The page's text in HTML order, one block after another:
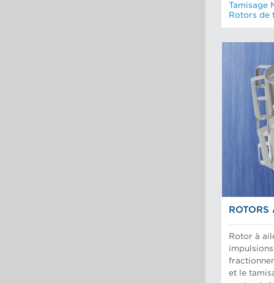
Tamisage
Rotors de
ROTORS
Rotor à
et le